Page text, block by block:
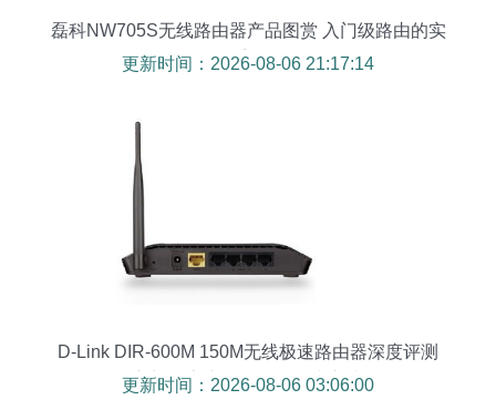
磊科NW705S无线路由器产品图赏 入门级路由的实
用美学
更新时间：2026-08-06 21:17:14
D-Link DIR-600M 150M无线极速路由器深度评测
入门级家庭网络的性价比之选
更新时间：2026-08-06 03:06:00